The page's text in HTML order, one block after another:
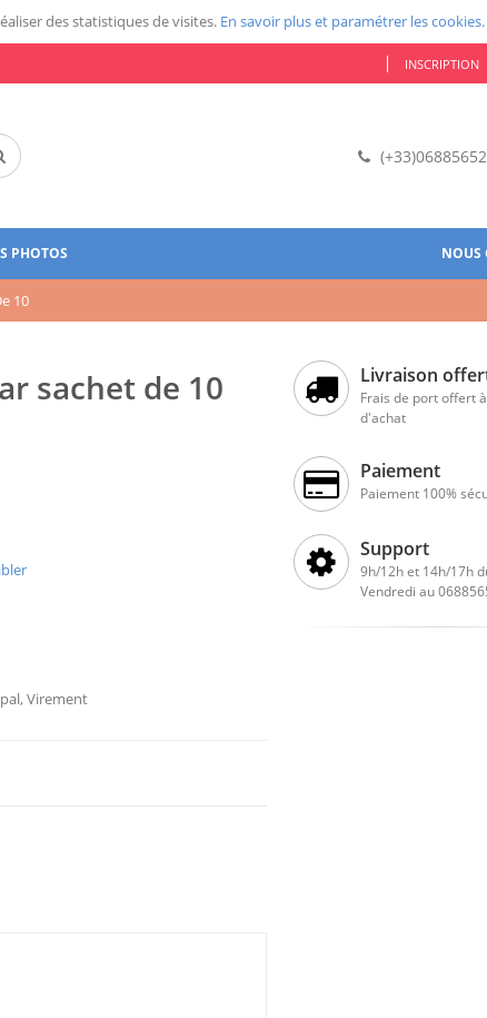
des statistiques de visites. En savoir plus et paramétrer les cookies.
INSCRIPTION
PHOTOS NOUS
10
sachet de 10
Virement
Livraison
Frais de port offert
d'achat
Paiement
Paiement 100%
Support
9h/12h et 14h/17h
Vendredi au